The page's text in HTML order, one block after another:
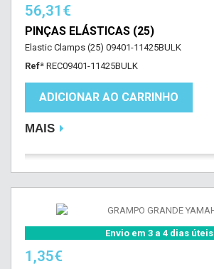
56,31€
PINÇAS ELÁSTICAS (25)
Elastic Clamps (25) 09401-11425BULK
Refª REC09401-11425BULK
ADICIONAR AO CARRINHO
MAIS
Envio em 3 a 4 dias úteis
1,35€